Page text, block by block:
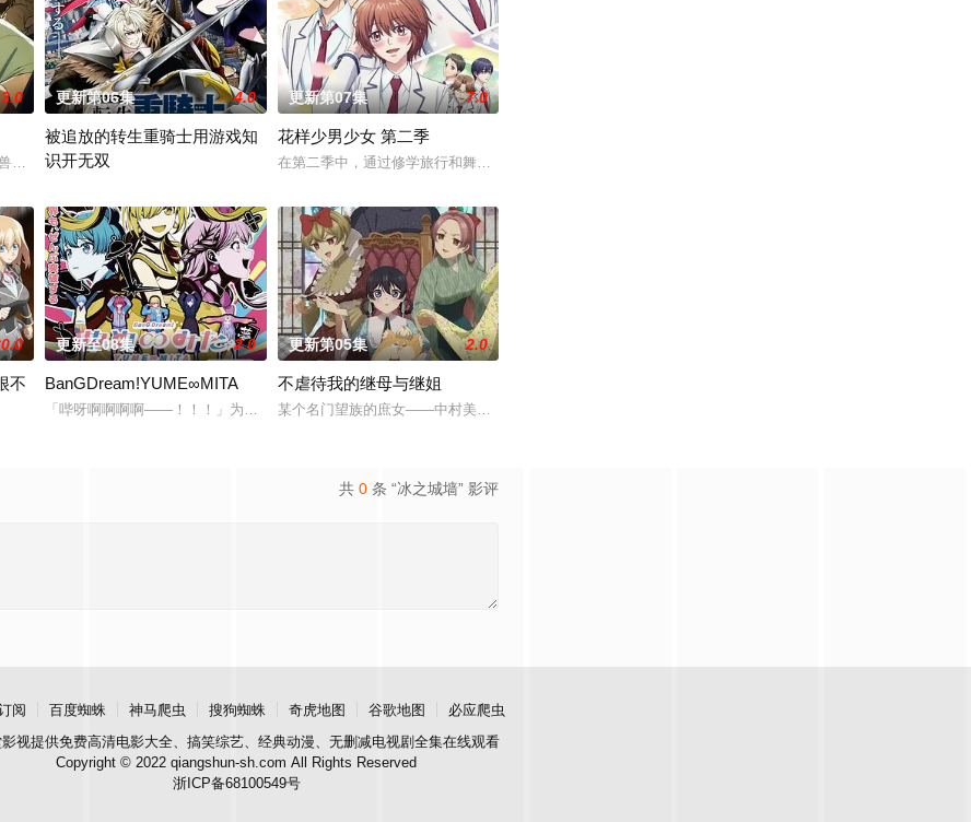
（クロエ）。不器用で人との交流を避けて生きてきた彼女は、とある出会いでクラスのモテ男子・南新汰
3.0
人！因为缺乏伦理与卫生观念，不是把烟头往窗外乱丢，就是对人乱吐口水，偶尔还会做出一些违法乱纪的事。幸好她身边有贴心的管家婆妹妹猫以
更新第06集 4.0
被追放的转生重骑士用游戏知
识开无双
更新第07集 7.0
花样少男少女 第二季
在第二季中，通过修学旅行和舞会等在原作中广受欢迎的篇章，细腻地描绘了瑞稀、佐野、中津三人之间的情
不
更新至08集 2.0
BanGDream!YUME∞MITA
「哔呀啊啊啊啊——！！！」为了乐团出道而突然集结的团员们！虽然每个人都拥有耀眼夺目的个性与实力，但现在的她们根本无法进行任何乐团
更新第05集 2.0
不虐待我的继母与继姐
某个名门望族的庶女——中村美冶，原本与母亲两人过着虽清贫却幸福的生活。然而有一天，她深爱的母亲去
共 0 条 “冰之城墙” 影评
阅 百度蜘蛛 神马爬虫 搜狗蜘蛛 奇虎地图 谷歌地图
必应爬虫
视提供免费高清电影大全、搞笑综艺、经典动漫、无删减电视剧全集在线观看
Copyright © 2022 qiangshun-sh.com All Rights Reserved
浙ICP备68100549号